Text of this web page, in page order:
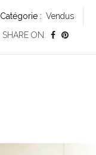
Catégorie : Vendus
SHARE ON: